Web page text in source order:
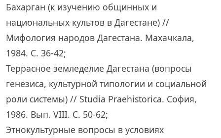
Бахарган (к изучению общинных и
национальных культов в Дагестане) //
Мифология народов Дагестана. Махачкала,
1984. С. 36-42;
Террасное земледелие Дагестана (вопросы
генезиса, культурной типологии и социальной
роли системы) // Studia Praehistorica. София,
1986. Вып. VIII. С. 50-62;
Этнокультурные вопросы в условиях